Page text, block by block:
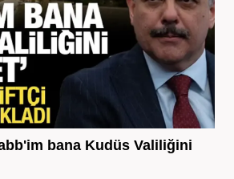
bana Kudüs Valiliğini